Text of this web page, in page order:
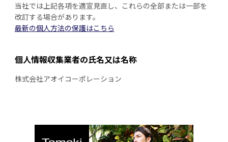
当社では上記各項を適宣見直し、これらの全部または一部を
改訂する場合があります。
最新の個人方法の保護はこちら
個人情報収集業者の氏名又は名称
株式会社アオイコーポレーション